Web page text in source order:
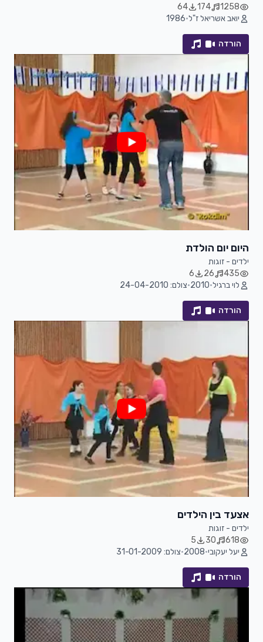
1258
174
64
יואב אשריאל ז"ל•
1986
הורדה
היום יום הולדת
ילדים - זוגות
435
26
6
לוי ברגיל•
2010
•צולם: 24-04-2010
הורדה
אצעד בין הילדים
ילדים - זוגות
618
30
5
יעל יעקובי•
2008
•צולם: 31-01-2009
הורדה